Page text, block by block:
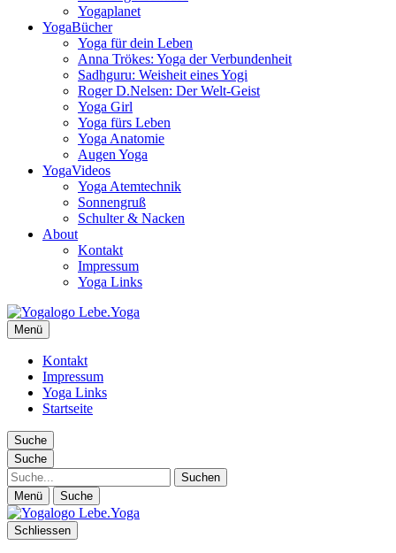
Yogaplanet
YogaBücher
Yoga für dein Leben
Anna Trökes: Yoga der Verbundenheit
Sadhguru: Weisheit eines Yogi
Roger D.Nelsen: Der Welt-Geist
Yoga Girl
Yoga fürs Leben
Yoga Anatomie
Augen Yoga
YogaVideos
Yoga Atemtechnik
Sonnengruß
Schulter & Nacken
About
Kontakt
Impressum
Yoga Links
Lebe.Yoga: der Yoga Blog | das Yoga Magazin
Yoga erleben in Wien, Florida… Yoga Magazin, Yogabücher,
Yogavideos…
Menü
Kontakt
Impressum
Yoga Links
Startseite
Suche
Suche
Suche
Menü Suche
Schliessen